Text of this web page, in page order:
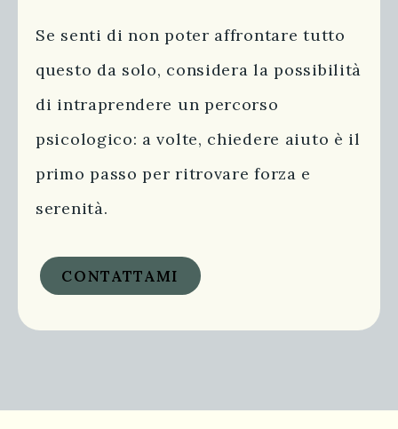
Se senti di non poter affrontare tutto
questo da solo, considera la possibilità
di intraprendere un percorso
psicologico: a volte, chiedere aiuto è il
primo passo per ritrovare forza e
serenità.
CONTATTAMI